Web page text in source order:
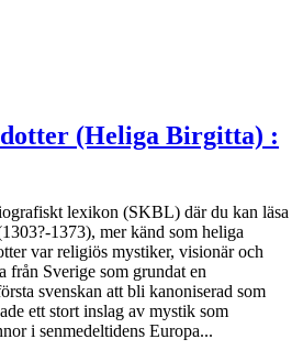
(Heliga Birgitta) :
lexikon (SKBL) där du kan läsa
1373), mer känd som heliga
var religiös mystiker, visionär och
från Sverige som grundat en
svenskan att bli kanoniserad som
ett stort inslag av mystik som
i senmedeltidens Europa...